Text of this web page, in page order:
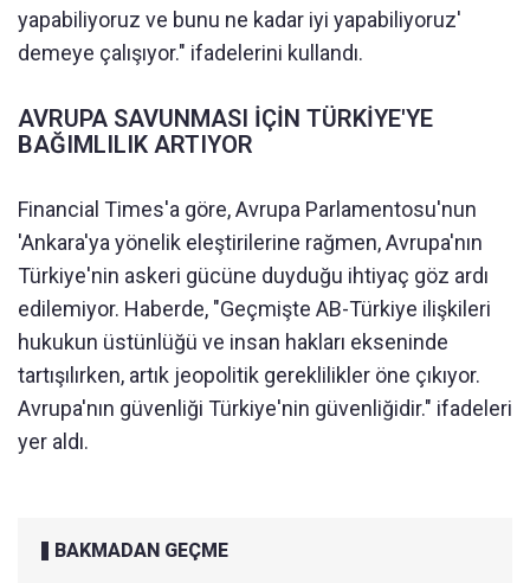
yapabiliyoruz ve bunu ne kadar iyi yapabiliyoruz'
demeye çalışıyor." ifadelerini kullandı.
AVRUPA SAVUNMASI İÇİN TÜRKİYE'YE
BAĞIMLILIK ARTIYOR
Financial Times'a göre, Avrupa Parlamentosu'nun
'Ankara'ya yönelik eleştirilerine rağmen, Avrupa'nın
Türkiye'nin askeri gücüne duyduğu ihtiyaç göz ardı
edilemiyor. Haberde, "Geçmişte AB-Türkiye ilişkileri
hukukun üstünlüğü ve insan hakları ekseninde
tartışılırken, artık jeopolitik gereklilikler öne çıkıyor.
Avrupa'nın güvenliği Türkiye'nin güvenliğidir." ifadeleri
yer aldı.
BAKMADAN GEÇME